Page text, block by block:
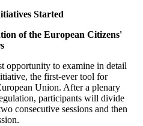
Started
of the European Citizens'
opportunity to examine in detail
the first-ever tool for
Union. After a plenary
participants will divide
consecutive sessions and then